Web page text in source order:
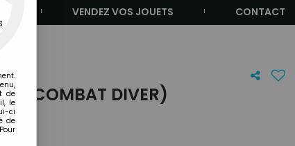
VENDEZ VOS JOUETS CONTACT
(COMBAT DIVER)
de
le
ci
de